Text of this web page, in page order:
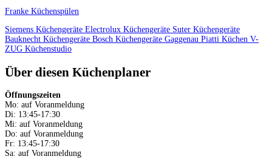
Franke Küchenspülen
Siemens Küchengeräte Electrolux Küchengeräte Suter Küchengeräte
Bauknecht Küchengeräte Bosch Küchengeräte Gaggenau Piatti Küchen V-
ZUG Küchenstudio
Über diesen Küchenplaner
Öffnungszeiten
Mo: auf Voranmeldung
Di: 13:45-17:30
Mi: auf Voranmeldung
Do: auf Voranmeldung
Fr: 13:45-17:30
Sa: auf Voranmeldung